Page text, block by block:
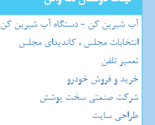
آب شیرین کن - دستگاه آب شیرین کن
انتخابات مجلس ، کاندیدای مجلس
تعمیر تلفن
خرید و فروش خودرو
شرکت صنعتی سخت پوشش
طراحی سایت